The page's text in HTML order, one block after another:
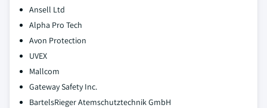
Ansell Ltd
Alpha Pro Tech
Avon Protection
UVEX
Mallcom
Gateway Safety Inc.
BartelsRieger Atemschutztechnik GmbH